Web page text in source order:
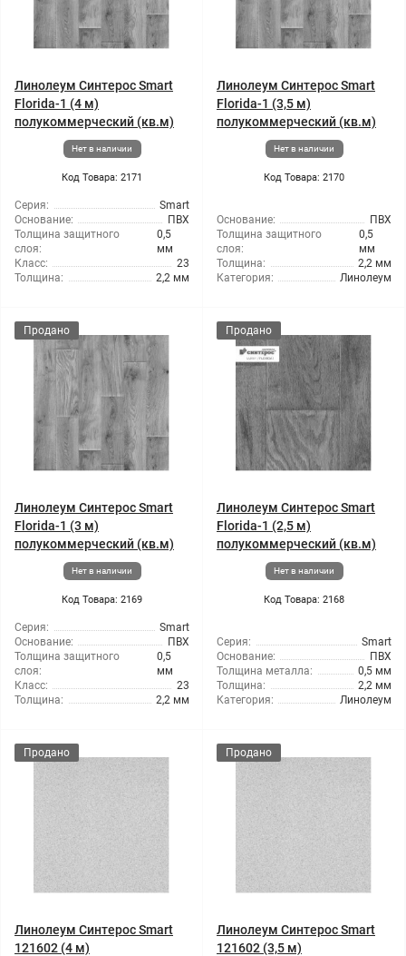
Линолеум Синтерос Smart
Florida-1 (4 м)
полукоммерческий (кв.м)
Нет в наличии
Код Товара: 2171
Серия:
Smart
Основание:
ПВХ
Толщина защитного
слоя:
0,5
мм
Класс:
23
Толщина:
2,2 мм
Линолеум Синтерос Smart
Florida-1 (3,5 м)
полукоммерческий (кв.м)
Нет в наличии
Код Товара: 2170
Основание:
ПВХ
Толщина защитного
слоя:
0,5
мм
Толщина:
2,2 мм
Категория:
Линолеум
Продано
Линолеум Синтерос Smart
Florida-1 (3 м)
полукоммерческий (кв.м)
Нет в наличии
Код Товара: 2169
Серия:
Smart
Основание:
ПВХ
Толщина защитного
слоя:
0,5
мм
Класс:
23
Толщина:
2,2 мм
Продано
Линолеум Синтерос Smart
Florida-1 (2,5 м)
полукоммерческий (кв.м)
Нет в наличии
Код Товара: 2168
Серия:
Smart
Основание:
ПВХ
Толщина металла:
0,5 мм
Толщина:
2,2 мм
Категория:
Линолеум
Продано
Линолеум Синтерос Smart
121602 (4 м)
Продано
Линолеум Синтерос Smart
121602 (3,5 м)